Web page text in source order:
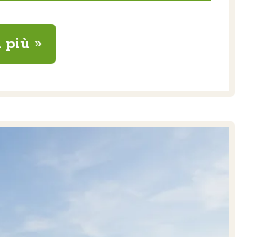
più »